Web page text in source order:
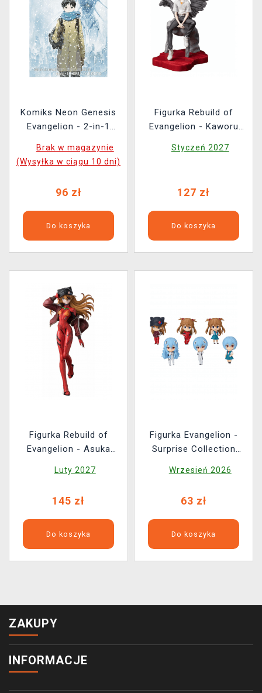
Komiks Neon Genesis
Evangelion - 2-in-1
ENG
Brak w magazynie
(Wysyłka w ciągu 10 dni)
96 zł
Do koszyka
Figurka Rebuild of
Evangelion - Kaworu
Styczeń 2027
127 zł
Do koszyka
Figurka Rebuild of
Evangelion - Asuka
Luty 2027
145 zł
Do koszyka
Figurka Evangelion -
Surprise Collection
wybór)
Wrzesień 2026
63 zł
Do koszyka
ZAKUPY
INFORMACJE